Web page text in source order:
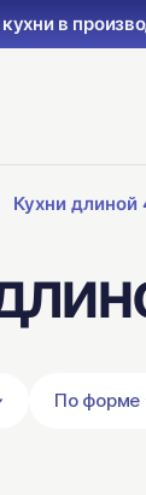
Запуск
Кухни длиной
По форме